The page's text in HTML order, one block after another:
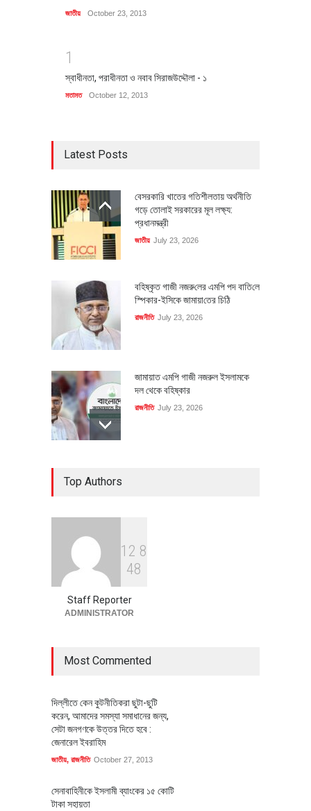
জাতীয় October 23, 2013
1
স্বাধীনতা, পরাধীনতা ও নবাব সিরাজউদ্দৌলা - ১
মতামত October 12, 2013
Latest Posts
বেসরকারি খাতের গতিশীলতায় অর্থনীতি
গড়ে তোলাই সরকারের মূল লক্ষ্য:
প্রধানমন্ত্রী
জাতীয় July 23, 2026
বহিষ্কৃত গাজী নজরু‌লের এম‌পি পদ বা‌তি‌লে
স্পিকার-ইসিকে জামায়া‌তের চি‌ঠি
রাজনীতি July 23, 2026
জামায়াত এমপি গাজী নজরুল ইসলামকে
দল থেকে বহিষ্কার
রাজনীতি July 23, 2026
বৈশ্বিক প্রতিযোগিতা সক্ষমতা বাড়াতে
পোশাক শিল্পে নতুন উদ্যোগ
Top Authors
1 2 8
48
Staff Reporter
ADMINISTRATOR
Most Commented
দিল্লীতে কেন কুটনীতিকরা ছুটা-ছুটি
করেন, আমাদের সমস্যা সমাধানের জন্য,
সেটা জনগণকে উত্তর দিতে হবে :
জেনারেল ইবরাহিম
জাতীয়, রাজনীতি October 27, 2013
সেনাবাহিনীকে ইসলামী ব্যাংকের ১৫ কোটি
টাকা সহায়তা